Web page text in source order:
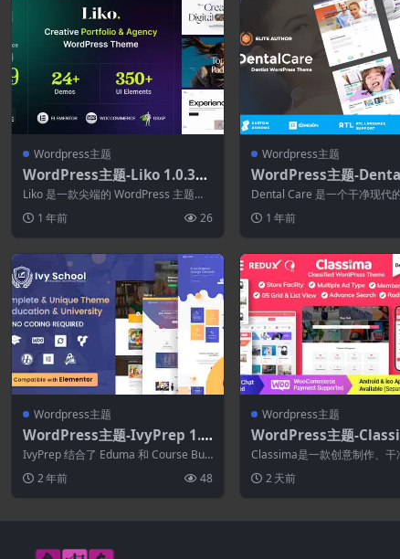
Wordpress主题
WordPress主题-Liko 1.0.3–
创意机构和作品集WordPress
主题
Liko 是一款尖端的 WordPress 主题，
1 年前 26
Wordpress主题
WordPress主题-
19.3.0–牙医和医疗
s主题
Dental Care 是一个干净现代
1 年前
Wordpress主题
WordPress主题-IvyPrep 1.5.
5-教育和学校WordPress主题
IvyPrep 结合了 Eduma 和 Course Buil
2 年前 48
Wordpress主题
WordPress主题-
0.0–分类广告
Classima是一款创意制作、干
2 天前